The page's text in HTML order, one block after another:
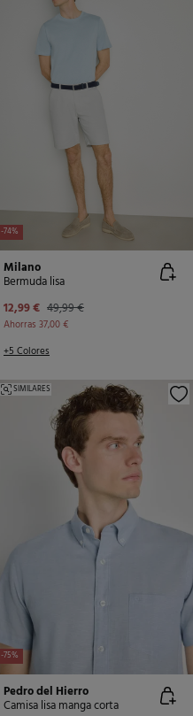
-74%
Milano
Bermuda lisa
12,99 € 49,99 €
Ahorras 37,00 €
+5 Colores
-75%
SIMILARES
Pedro del Hierro
Camisa lisa manga corta